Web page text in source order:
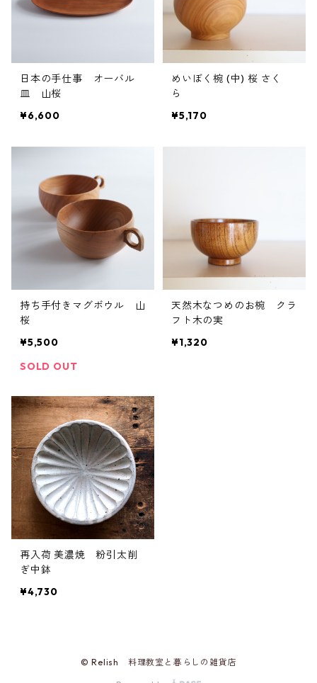
日本の手仕事 オーバル
皿 山桜
¥6,600
めいぼく椀 (中) 桜 さく
ら
¥5,170
持ち手付きマグボウル 山
桜
¥5,500
SOLD OUT
天然木なつめのお椀 クラ
フト木の実
¥1,320
再入荷 美濃焼 粉引太削
ぎ中鉢
¥4,730
© Relish 料理教室と暮らしの雑貨店